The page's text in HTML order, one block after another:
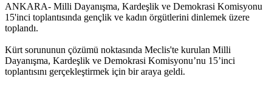
ANKARA- Milli Dayanışma, Kardeşlik ve Demokrasi Komisyonu
15'inci toplantısında gençlik ve kadın örgütlerini dinlemek üzere
toplandı.
Kürt sorununun çözümü noktasında Meclis'te kurulan Milli
Dayanışma, Kardeşlik ve Demokrasi Komisyonu’nu 15’inci
toplantısını gerçekleştirmek için bir araya geldi.